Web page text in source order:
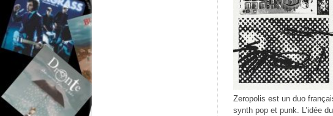
Zeropolis est un duo
synth pop et punk. L’idée